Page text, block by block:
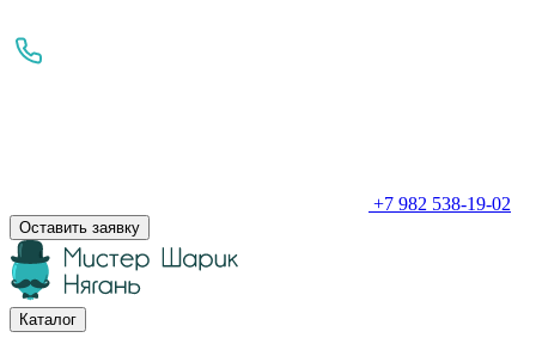
+7 982 538-19-02
Оставить заявку
Каталог